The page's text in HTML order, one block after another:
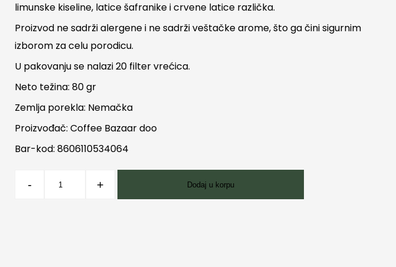
limunske kiseline, latice šafranike i crvene latice različka.
Proizvod ne sadrži alergene i ne sadrži veštačke arome, što ga čini sigurnim
izborom za celu porodicu.
U pakovanju se nalazi 20 filter vrećica.
Neto težina: 80 gr
Zemlja porekla: Nemačka
Proizvođač: Coffee Bazaar doo
Bar-kod: 8606110534064
- + Dodaj u korpu